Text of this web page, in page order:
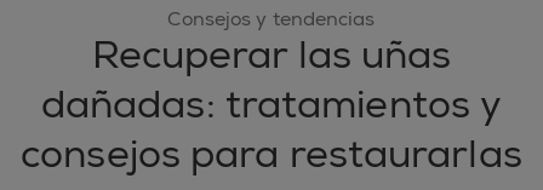
Consejos y tendencias
Recuperar las uñas
dañadas: tratamientos y
consejos para restaurarlas